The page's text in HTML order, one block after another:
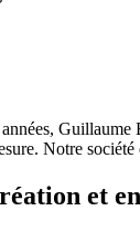
Notre
et